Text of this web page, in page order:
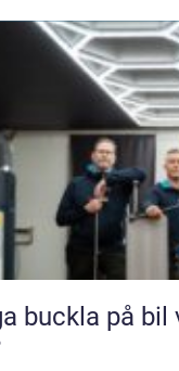
på bil vad lönar sig och hur går det